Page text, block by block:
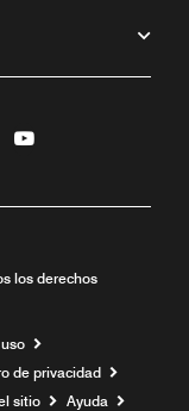
nuevanueva
una ventana nueva
Abre una ventana
los derechos
nueva
de privacidad
sitio Ayuda